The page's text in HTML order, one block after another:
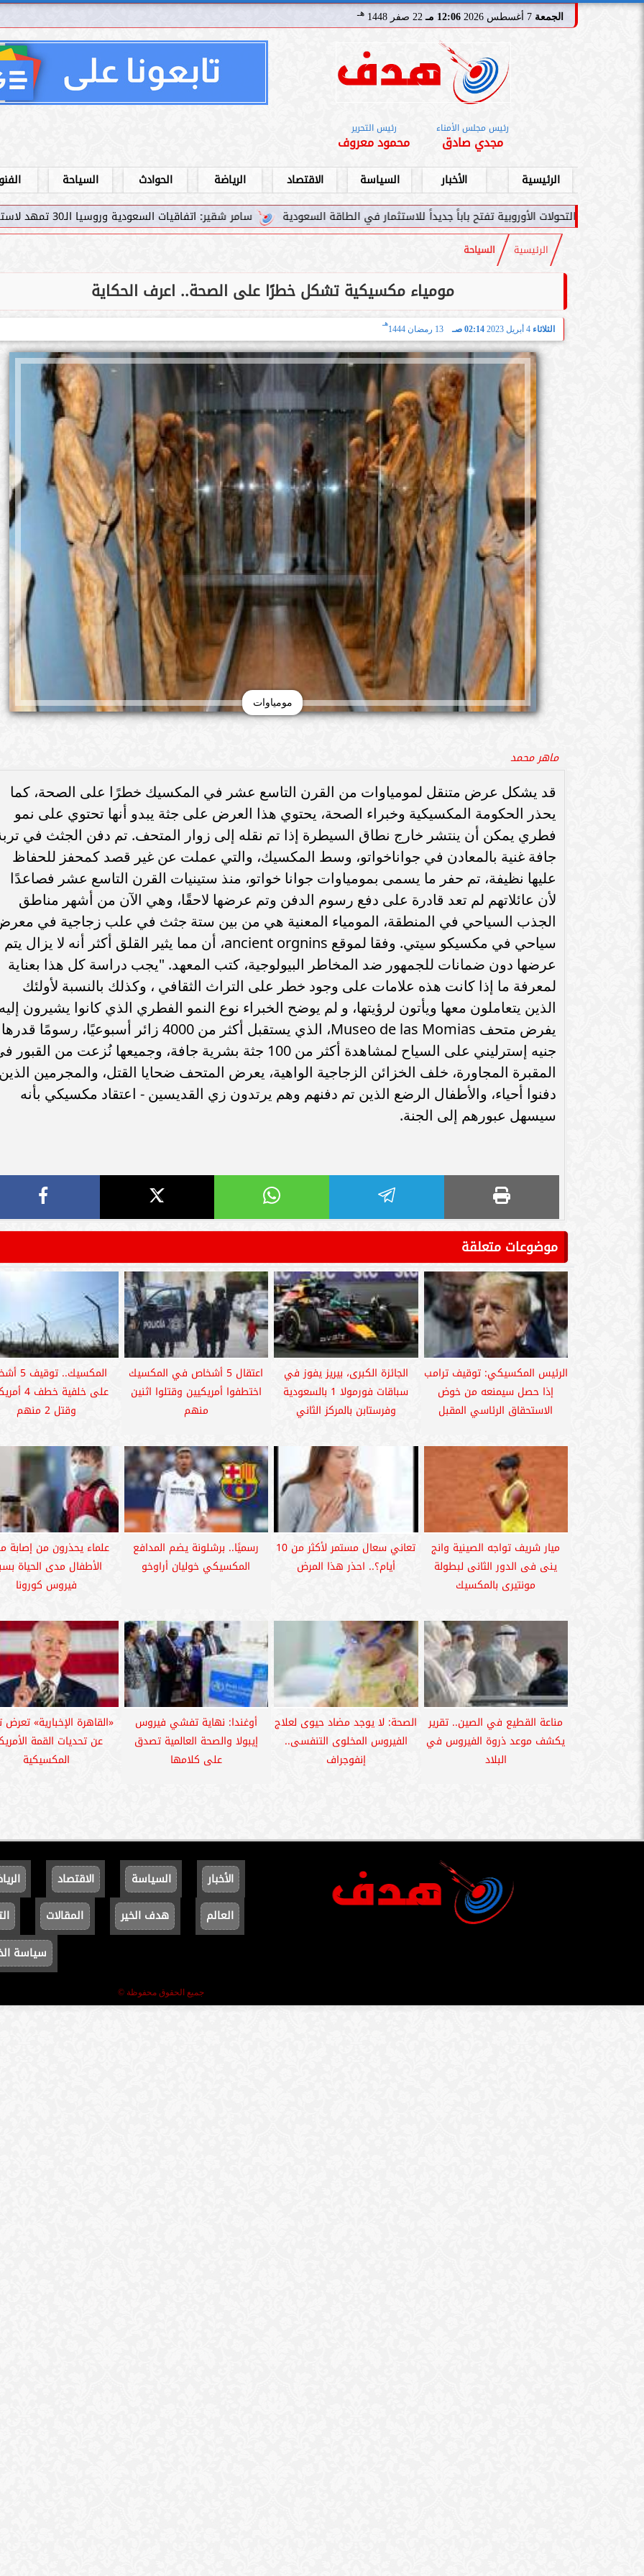
الجمعة 12:06 مـ 22 صفر 1448 هـ
رئيس مجلس الأمناء
مجدي صادق
رئيس التحرير
محمود معروف
الرئيسية الأخبار السياسة الاقتصاد الرياضة الحوادث السياحة
سامر شقير: اتفاقيات السعودية وروسيا الـ30 تمهد لاستثمارات استراتيجية واعدة في رؤية... الأوروبية تفتح باباً جديداً للاستثمار في الطاقة السعودية
الرئيسية السياحة
مومياء مكسيكية تشكل خطرًا على الصحة.. اعرف الحكاية
الثلاثاء 4 أبريل 2023 02:14 صـ 13 رمضان 1444
هـ
مومياوات
ماهر محمد
قد يشكل عرض متنقل لمومياوات من القرن التاسع عشر في المكسيك خطرًا على الصحة، كما
يحذر الحكومة المكسيكية وخبراء الصحة، يحتوي هذا العرض على جثة يبدو أنها تحتوي على نمو
فطري يمكن أن ينتشر خارج نطاق السيطرة إذا تم نقله إلى زوار المتحف. تم دفن الجثث في
جافة غنية بالمعادن في جواناخواتو، وسط المكسيك، والتي عملت عن غير قصد كمحفز للحفاظ
عليها نظيفة، تم حفر ما يسمى بمومياوات جوانا خواتو، منذ ستينيات القرن التاسع عشر فصاعدًا
لأن عائلاتهم لم تعد قادرة على دفع رسوم الدفن وتم عرضها لاحقًا، وهي الآن من أشهر مناطق
الجذب السياحي في المنطقة، المومياء المعنية هي من بين ستة جثث في علب زجاجية في
سياحي في مكسيكو سيتي. وفقا لموقع ancient orgnins، أن مما يثير القلق أكثر أنه لا يزال يتم
عرضها دون ضمانات للجمهور ضد المخاطر البيولوجية، كتب المعهد. "يجب دراسة كل هذا بعناية
لمعرفة ما إذا كانت هذه علامات على وجود خطر على التراث الثقافي ، وكذلك بالنسبة لأولئك
الذين يتعاملون معها ويأتون لرؤيتها، و لم يوضح الخبراء نوع النمو الفطري الذي كانوا يشيرون
جنيه إسترليني على السياح لمشاهدة أكثر من 100 جثة بشرية جافة، وجميعها نُزعت من
المقبرة المجاورة، خلف الخزائن الزجاجية الواهية، يعرض المتحف ضحايا القتل، والمجرمين الذين
دفنوا أحياء، والأطفال الرضع الذين تم دفنهم وهم يرتدون زي القديسين - اعتقاد مكسيكي بأنه
سيسهل عبورهم إلى الجنة.
موضوعات متعلقة
الرئيس المكسيكي: توقيف ترامب
إذا حصل سيمنعه من خوض
الاستحقاق الرئاسي المقبل
الجائزة الكبرى، بيريز يفوز في
سباقات فورمولا 1 بالسعودية
وفرستابن بالمركز الثاني
اعتقال 5 أشخاص في المكسيك
اختطفوا أمريكيين وقتلوا اثنين
منهم
المكسيك..
على خلفية
وقتل 2 منهم
ميار شريف تواجه الصينية وانج
ينى فى الدور الثانى لبطولة
مونتيرى بالمكسيك
تعاني سعال مستمر لأكثر من 10
أيام؟.. احذر هذا المرض
رسميًا.. برشلونة يضم المدافع
المكسيكي خوليان أراوخو
علماء يحذرون من إصابة
الأطفال مدى الحياة
فيروس كورونا
مناعة القطيع في الصين.. تقرير
يكشف موعد ذروة الفيروس في
البلاد
الصحة: لا يوجد مضاد حيوى لعلاج
الفيروس المخلوى التنفسى..
إنفوجراف
أوغندا: نهاية تفشي فيروس
إيبولا والصحة العالمية تصدق
على كلامها
«القاهرة الإخبارية» تعرض
عن تحديات القمة
المكسيكية
سامر شقير: اتفاقيات السعودية وروسيا
الـ30 تمهد لاستثمارات استراتيجية واعدة
في رؤية...
سامر شقير: التحولات الأوروبية تفتح باباً
جديداً للاستثمار في الطاقة السعودية
سامر شقير: ارتفاع استثمارات البنوك
السعودية يعكس متانة السيولة
الاستقرار المالي
الأخبار السياسة الاقتصاد
العالم
هدف الخير المقالات
سياسة
جميع الحقوق محفوظة ©